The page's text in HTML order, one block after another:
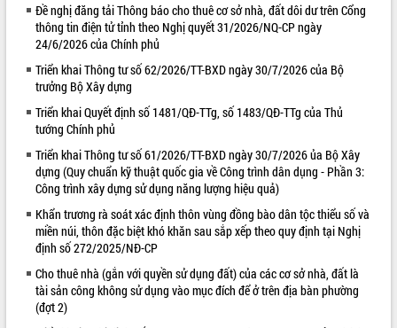
Lễ truy tặng danh hiệu “Bà Mẹ Việt
Nam Anh hùng” và trao Huân chương
Lao động
UBND tỉnh Đắk Lắk triển khai nhiệm
vụ 6 tháng cuối năm 2026
Kỳ họp thứ Hai, Hội đồng nhân dân
tỉnh khóa XI quyết nghị nhiều nội dung
quan trọng
Bí thư Tỉnh ủy Lương Nguyễn Minh
Triết thăm, tặng quà người có công với
cách mạng
Rà soát, hoàn thiện hệ thống thiết chế
văn hóa, thể thao đáp ứng yêu cầu
Thường trực HĐND tỉnh Đắk Lắk gặp
mặt Đoàn chuyên gia y tế TP. Hồ Chí
ALBUM ẢNH
Đề nghị đăng tải Thông báo cho thuê cơ sở nhà, đất dôi dư trên Cổng
thông tin điện tử tỉnh theo Nghị quyết 31/2026/NQ-CP ngày
24/6/2026 của Chính phủ
Triển khai Thông tư số 62/2026/TT-BXD ngày 30/7/2026 của Bộ
trưởng Bộ Xây dựng
Triển khai Quyết định số 1481/QĐ-TTg, số 1483/QĐ-TTg của Thủ
tướng Chính phủ
Triển khai Thông tư số 61/2026/TT-BXD ngày 30/7/2026 ủa Bộ Xây
dựng (Quy chuẩn kỹ thuật quốc gia về Công trình dân dụng - Phần 3:
Công trình xây dựng sử dụng năng lượng hiệu quả)
Khẩn trương rà soát xác định thôn vùng đồng bào dân tộc thiểu số và
miền núi, thôn đặc biệt khó khăn sau sắp xếp theo quy định tại Nghị
định số 272/2025/NĐ-CP
Cho thuê nhà (gắn với quyền sử dụng đất) của các cơ sở nhà, đất là
tài sản công không sử dụng vào mục đích để ở trên địa bàn phường
(đợt 2)